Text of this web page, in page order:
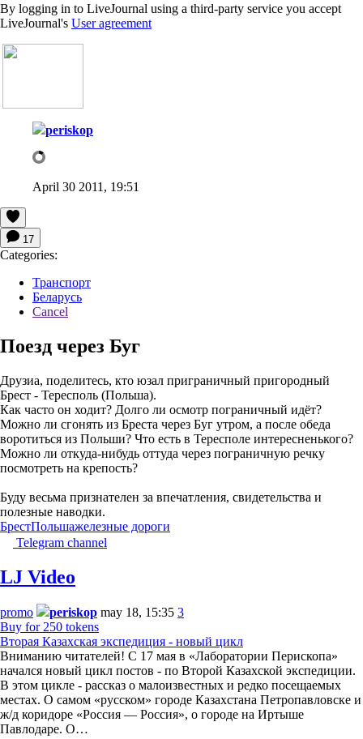
By logging in to LiveJournal using a third-party service you accept
LiveJournal's User agreement
periskop
April 30 2011, 19:51
17
Categories:
Транспорт
Беларусь
Cancel
Поезд через Буг
Друзиа, поделитесь, кто юзал приграничный пригородный
Брест - Тересполь (Польша).
Как часто он ходит? Долго ли осмотр пограничный идёт?
Можно ли сгонять из Бреста через Буг утром, а после обеда
воротиться из Польши? Что есть в Тересполе интересненького?
Можно ли откуда-нибудь оттуда через пограничную речку
посмотреть на крепость?
Буду весьма признателен за впечатления, свидетельства и
полезные наводки.
БрестПольшажелезные дороги
Telegram channel
LJ Video
promo periskop may 18, 15:35 3
Buy for 250 tokens
Вторая Казахская экспедиция - новый цикл
Вниманию читателей! С 17 мая в «Лаборатории Перископа»
начался новый цикл постов - по Второй Казахской экспедиции.
В этом цикле - рассказ о малоизвестных и редко посещаемых
местах. О самом «русском» городе Казахстана Петропавловске и
ж/д коридоре «Россия — Россия», о городе на Иртыше
Павлодаре. О…